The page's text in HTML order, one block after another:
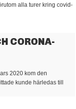
alla turer kring covid-
CORONA-
2020 kom den
kunde härledas till